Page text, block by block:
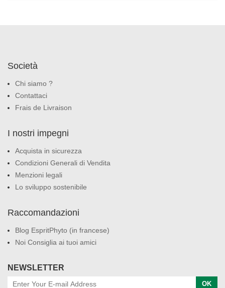
Società
Chi siamo ?
Contattaci
Frais de Livraison
I nostri impegni
Acquista in sicurezza
Condizioni Generali di Vendita
Menzioni legali
Lo sviluppo sostenibile
Raccomandazioni
Blog EspritPhyto (in francese)
Noi Consiglia ai tuoi amici
NEWSLETTER
OK